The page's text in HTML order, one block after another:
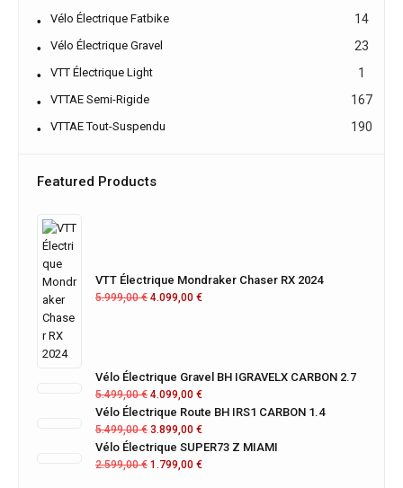
Vélo Électrique Fatbike 14
Vélo Électrique Gravel 23
VTT Électrique Light 1
VTTAE Semi-Rigide 167
VTTAE Tout-Suspendu 190
Featured Products
VTT Électrique Mondraker Chaser RX 2024
5.999,00€ 4.099,00 €
Vélo Électrique Gravel BH IGRAVELX CARBON 2.7
5.499,00€ 4.099,00 €
Vélo Électrique Route BH IRS1 CARBON 1.4
5.499,00€ 3.899,00 €
Vélo Électrique SUPER73 Z MIAMI
2.599,00€ 1.799,00 €